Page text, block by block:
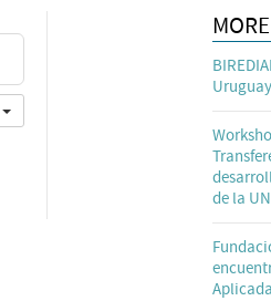
Uruguay
de la
Aplicada